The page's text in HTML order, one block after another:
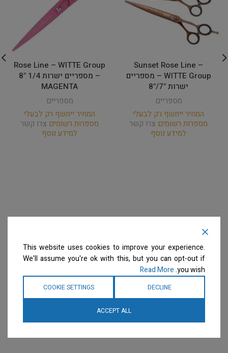
Sunset Rose Line –
WITTE Group – מספריים
ישרות 7″/8″
מספריים
המחיר ייחשף רק לבעלי
מספרות רשומים צרו קשר
למידע נוסף
Rose Line – WITTE Group
– מספריים ישרות 1/4 8″
MAGENTA
מספריים
המחיר ייחשף רק לבעלי
מספרות רשומים צרו קשר
למידע נוסף
This website uses cookies to improve your experience.
We'll assume you're ok with this, but you can opt-out if
you wish.
Read More
DECLINE
COOKIE SETTINGS
ACCEPT ALL